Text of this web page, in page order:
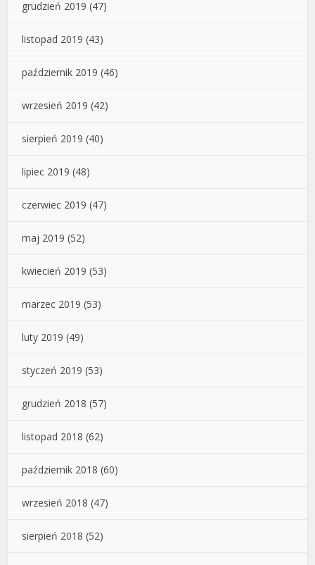
grudzień 2019 (47)
listopad 2019 (43)
październik 2019 (46)
wrzesień 2019 (42)
sierpień 2019 (40)
lipiec 2019 (48)
czerwiec 2019 (47)
maj 2019 (52)
kwiecień 2019 (53)
marzec 2019 (53)
luty 2019 (49)
styczeń 2019 (53)
grudzień 2018 (57)
listopad 2018 (62)
październik 2018 (60)
wrzesień 2018 (47)
sierpień 2018 (52)